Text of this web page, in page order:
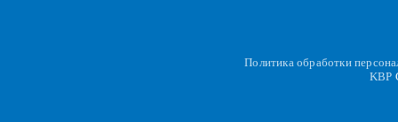
Политика обработки
KBP